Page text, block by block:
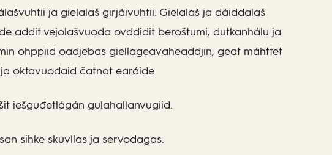
ja gielalaš girjáivuhtii. Gielalaš ja dáiddalaš
addit vejolašvuođa ovddidit beroštumi, dutkanhálu ja
ohppiid oadjebas giellageavaheaddjin, geat máhttet
oktavuođaid čatnat earáide
iešguđetlágán gulahallanvugiid.
sihke skuvllas ja servodagas.